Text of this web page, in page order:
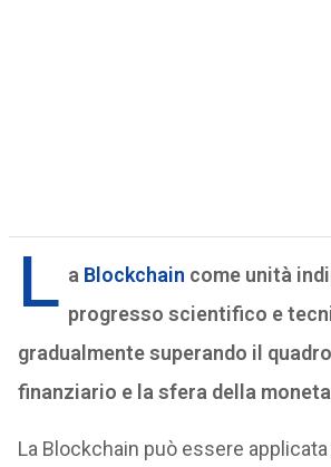
L a Blockchain come unità
progresso scientifico e
gradualmente superando il
finanziario e la sfera della
La Blockchain può essere